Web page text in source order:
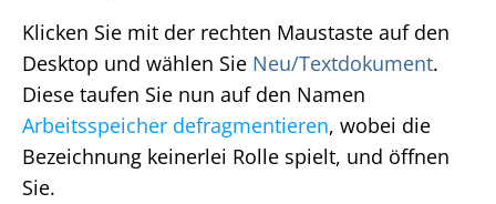
Klicken Sie mit der rechten Maustaste auf den
Desktop und wählen Sie Neu/Textdokument.
Diese taufen Sie nun auf den Namen
Arbeitsspeicher defragmentieren, wobei die
Bezeichnung keinerlei Rolle spielt, und öffnen
Sie.